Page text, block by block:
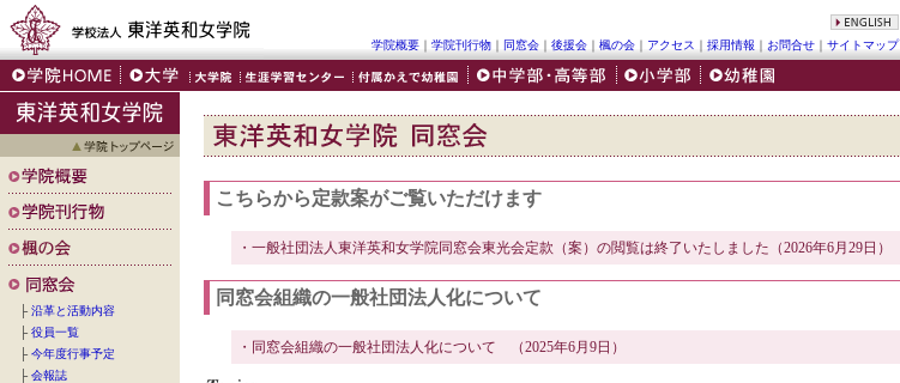
学院概要 ｜ 学院刊行物 ｜ 同窓会 ｜ 後援会 ｜ 楓の会 ｜ アクセス ｜ 採用情報 ｜ お問合せ ｜ サイトマップ
├ 沿革と活動内容
├ 役員一覧
├ 今年度行事予定
├ 会報誌
こちらから定款案がご覧いただけます
・一般社団法人東洋英和女学院同窓会東光会定款（案）の閲覧は終了いたしました（2026年6月29日）
同窓会組織の一般社団法人化について
・同窓会組織の一般社団法人化について （2025年6月9日）